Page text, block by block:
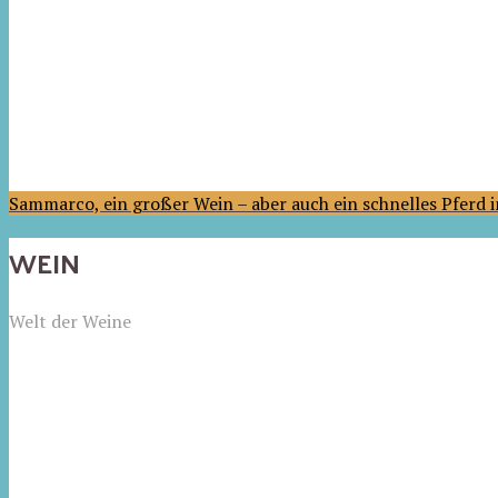
Sammarco, ein großer Wein – aber auch ein schnelles Pferd
WEIN
Welt der Weine